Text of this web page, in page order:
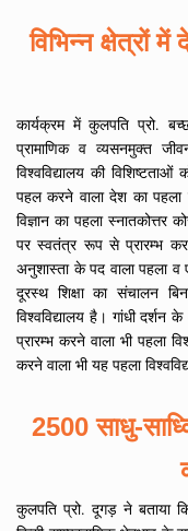
विभिन्न क्षेत्रों में
कार्यक्रम में कुलपति प्रो.
प्रामाणिक व व्यसनमुक्त
विश्वविद्यालय की
पहल करने वाला देश का पहला
विज्ञान का पहला स्नातकोत्तर
पर स्वतंत्र रूप से प्रारम्भ
अनुशास्ता के पद वाला पहला
दूरस्थ शिक्षा का संचालन
विश्वविद्यालय है। गांधी दर्शन
प्रारम्भ करने वाला भी पहला
करने वाला भी यह पहला
2500 साधु-
कुलपति प्रो. दूगड़ ने बताया